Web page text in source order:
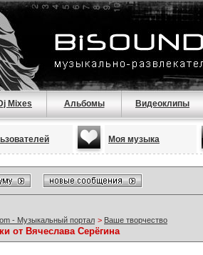
Mixes Альбомы Видеоклипы
Моя музыка
- Музыкальный портал > Ваше творчество
от Вячеслава Серёгина